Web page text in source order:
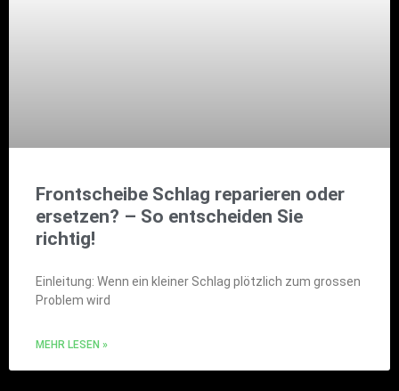
Frontscheibe Schlag reparieren oder
ersetzen? – So entscheiden Sie
richtig!
Einleitung: Wenn ein kleiner Schlag plötzlich zum grossen
Problem wird
MEHR LESEN »